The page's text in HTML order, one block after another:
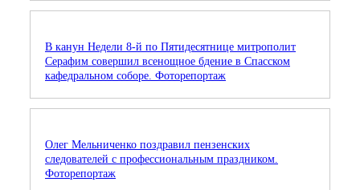
В канун Недели 8-й по Пятидесятнице митрополит
Серафим совершил всенощное бдение в Спасском
кафедральном соборе. Фоторепортаж
Олег Мельниченко поздравил пензенских
следователей с профессиональным праздником.
Фоторепортаж